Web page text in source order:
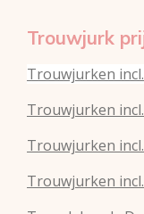
Trouwjurk
Trouwjurken
Trouwjurken
Trouwjurken
Trouwjurken